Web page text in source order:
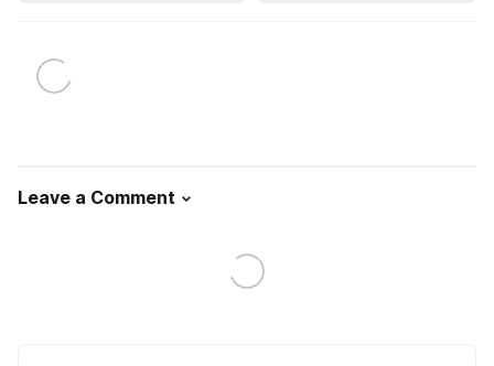
Leave a Comment